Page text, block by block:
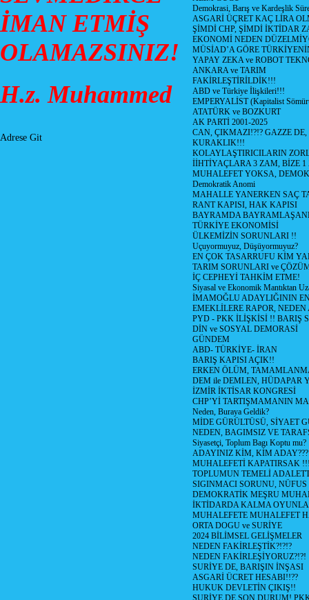
İMAN ETMİŞ
OLAMAZSINIZ!
H.z. Muhammed
Adrese Git
Demokrasi, Barış ve Kardeşlik
ASGARİ ÜÇRET KAÇ LİRA
ŞİMDİ CHP, ŞİMDİ İKTİDAR
EKONOMİ NEDEN
MÜSİAD’A GÖRE
YAPAY ZEKA ve ROBOT
ANKARA ve TARIM
FAKİRLEŞTİRİLDİK!!!
ABD ve Türkiye İlişkileri!!!
EMPERYALİST (Kapitalist
ATATÜRK ve BOZKURT
AK PARTİ 2001-2025
CAN, ÇIKMAZI!?!? GAZZE
KURAKLIK!!!
KOLAYLAŞTIRICILARIN
İİHTİYAÇLARA 3 ZAM, BİZE
MUHALEFET YOKSA,
Demokratik Anomi
MAHALLE YANERKEN SAÇ
RANT KAPISI, HAK KAPISI
BAYRAMDA
TÜRKİYE EKONOMİSİ
ÜLKEMİZİN SORUNLARI !!
Uçuyormuyuz, Düşüyormuyuz?
EN ÇOK TASARRUFU KİM
TARIM SORUNLARI ve
İÇ CEPHEYİ TAHKİM ETME!
Siyasal ve Ekonomik Mantıktan
İMAMOĞLU ADAYLIĞININ
EMEKLİLERE RAPOR,
PYD - PKK İLİŞKİSİ !! BARIŞ
DİN ve SOSYAL DEMORASİ
GÜNDEM
ABD- TÜRKİYE- İRAN
BARIŞ KAPISI AÇIK!!
ERKEN ÖLÜM,
DEM ile DEMLEN, HÜDAPAR
İZMİR İKTİSAR KONGRESİ
CHP’Yİ TARTIŞMAMANIN
Neden, Buraya Geldik?
MİDE GÜRÜLTÜSÜ, SİYAET
NEDEN, BAGIMSIZ VE
Siyasetçi, Toplum Bagı Koptu mu?
ADAYINIZ KİM, KİM ADAY???
MUHALEFETİ KAPATIRSAK
TOPLUMUN TEMELİ
SIGINMACI SORUNU,
DEMOKRATİK MEŞRU
İKTİDARDA KALMA
MUHALEFETE MUHALEFET
ORTA DOGU ve SURİYE
2024 BİLİMSEL GELİŞMELER
NEDEN FAKİRLEŞTİK?!?!?
NEDEN FAKİRLEŞİYORUZ?!?!
SURİYE DE, BARIŞIN İNŞASI
ASGARİ ÜCRET HESABI!!??
HUKUK DEVLETİN ÇIKIŞ!!
SURİYE DE SON DURUM!